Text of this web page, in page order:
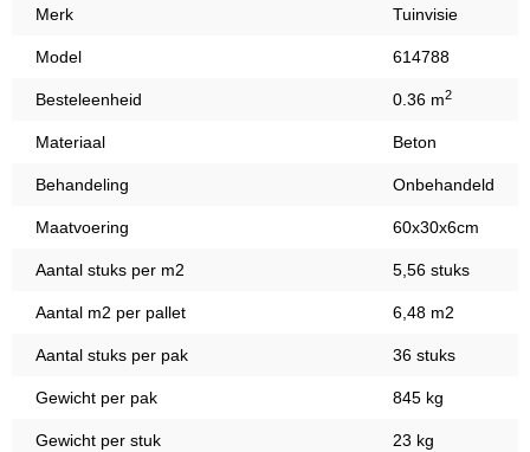
Merk Tuinvisie
Model 614788
Besteleenheid 0.36 m2
Materiaal Beton
Behandeling Onbehandeld
Maatvoering 60x30x6cm
Aantal stuks per m2 5,56 stuks
Aantal m2 per pallet 6,48 m2
Aantal stuks per pak 36 stuks
Gewicht per pak 845 kg
Gewicht per stuk 23 kg